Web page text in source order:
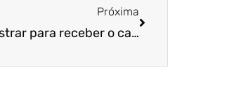
Próxima
Quais documentos é preciso mostrar para receber o cartão Ceará sem Fome?